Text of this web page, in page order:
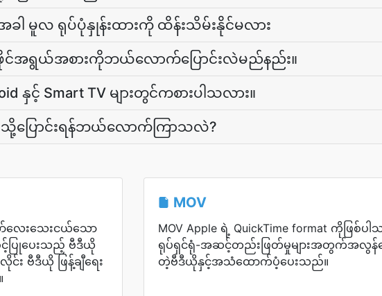
အခါ မူလ ရုပ်ပုံနှုန်းထားကို ထိန်းသိမ်းနိုင်မလား
ဖိုင်အရွယ်အစားကိုဘယ်လောက်ပြောင်းလဲမည်နည်း။
နှင့် Smart TV များတွင်ကစားပါသလား။
သို့ပြောင်းရန်ဘယ်လောက်ကြာသလဲ?
လေးသေးငယ်သော
ပြုပေးသည့် ဗီဒီယို
ဗီဒီယို ဖြန့်ချီရေး
MOV
MOV Apple ရဲ့ QuickTime format ကိုဖြစ်ပ
ရုပ်ရှင်ရုံ-အဆင့်တည်းဖြတ်မှုများအတွက်အလွန်က
တဲ့ဗီဒီယိုနှင့်အသံထောက်ပံ့ပေးသည်။